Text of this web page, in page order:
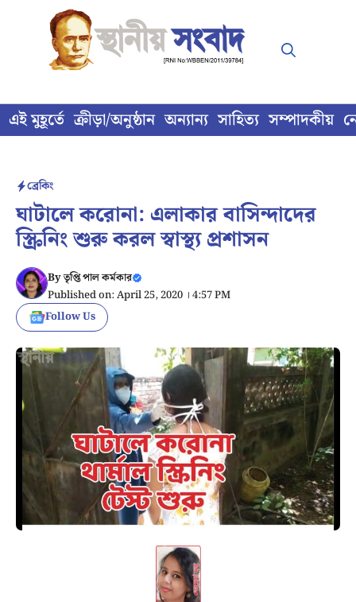
content
এই মুহূর্তে ক্রীড়া/অনুষ্ঠান অন্যান্য সাহিত্য সম্পাদকীয়
ব্রেকিং
ঘাটালে করোনা: এলাকার বাসিন্দাদের
স্ক্রিনিং শুরু করল স্বাস্থ্য প্রশাসন
Byতৃপ্তি পাল কর্মকার
Published on: April 25, 2020 । 4:57 PM
Follow Us